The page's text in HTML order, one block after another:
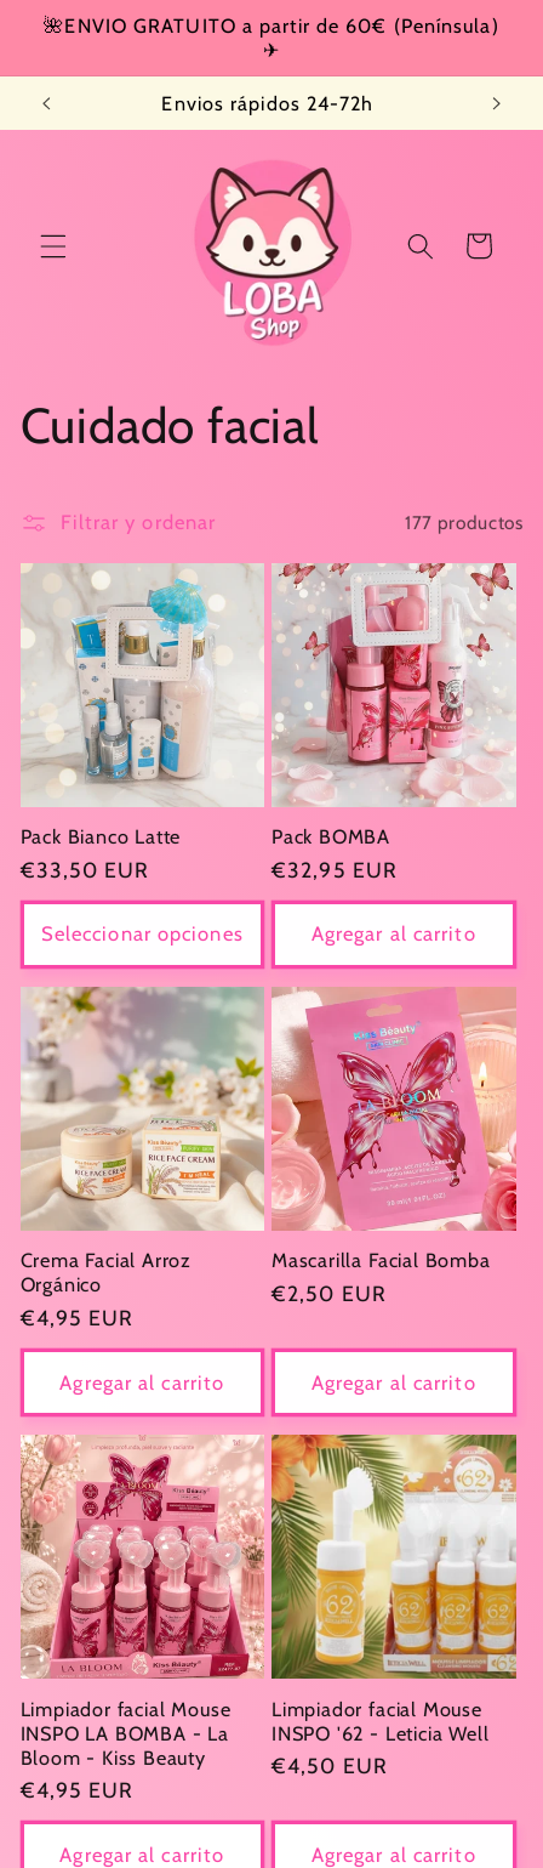
directamente
🌺ENVIO GRATUITO a partir de 60€ (Península)
✈
Envios rápidos 24-72h
Carrito
C
l
e
c
c
i
ó
n
:
Cuidado facial
Filtrar y ordenar 177 productos
Pack Bianco Latte
Precio
habitual
€33,50 EUR
Seleccionar opciones
Pack BOMBA
Precio
habitual
€32,95 EUR
Agregar al carrito
Crema Facial Arroz
Orgánico
Precio
habitual
€4,95 EUR
Agregar al carrito
Mascarilla Facial Bomba
Precio
€2,50 EUR
Agregar al carrito
Limpiador facial Mouse
INSPO LA BOMBA - La
Bloom - Kiss Beauty
Precio
habitual
€4,95 EUR
Agregar al carrito
Limpiador facial Mouse
INSPO '62 - Leticia Well
Precio
€4,50 EUR
Agregar al carrito